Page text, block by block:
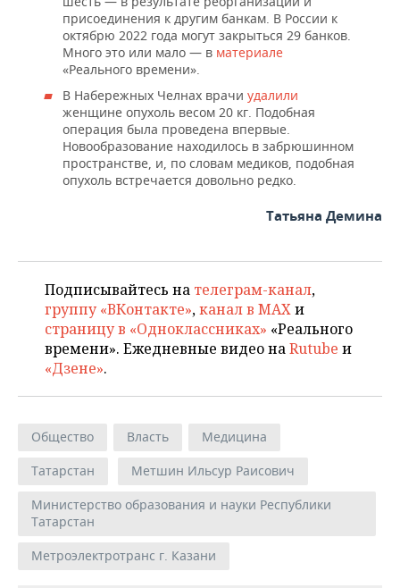
присоединения к другим банкам. В России к
октябрю 2022 года могут закрыться 29 банков.
Много это или мало — в материале
«Реального времени».
В Набережных Челнах врачи удалили
женщине опухоль весом 20 кг. Подобная
операция была проведена впервые.
Новообразование находилось в забрюшинном
пространстве, и, по словам медиков, подобная
опухоль встречается довольно редко.
Татьяна Демина
Подписывайтесь на телеграм-канал,
группу «ВКонтакте»,канал в MAXи
страницу в «Одноклассниках» «Реального
времени». Ежедневные видео наRutube и
«Дзене».
Общество Власть
Медицина
Татарстан
Метшин Ильсур Раисович
Министерство образования и науки Республики
Татарстан
Метроэлектротранс г. Казани